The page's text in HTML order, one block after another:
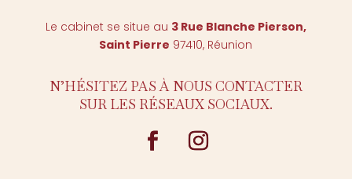
Le cabinet se situe au 3 Rue Blanche Pierson,
Saint Pierre 97410, Réunion
N’HÉSITEZ PAS À NOUS CONTACTER
SUR LES RÉSEAUX SOCIAUX.